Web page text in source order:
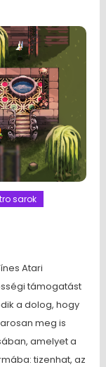
sarok
Atari
támogatást
a dolog, hogy
meg is
amelyet a
tizenhat, az